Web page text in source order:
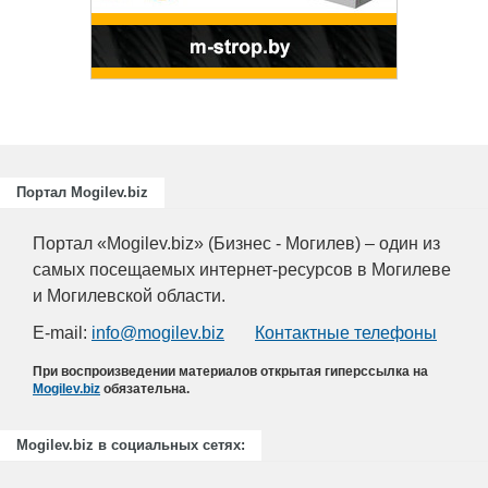
Портал Mogilev.biz
Портал «Mogilev.biz» (Бизнес - Могилев) – один из
самых посещаемых интернет-ресурсов в Могилеве
и Могилевской области.
E-mail: info@mogilev.biz Контактные телефоны
При воспроизведении материалов открытая гиперссылка на
Mogilev.biz обязательна.
Mogilev.biz в социальных сетях: